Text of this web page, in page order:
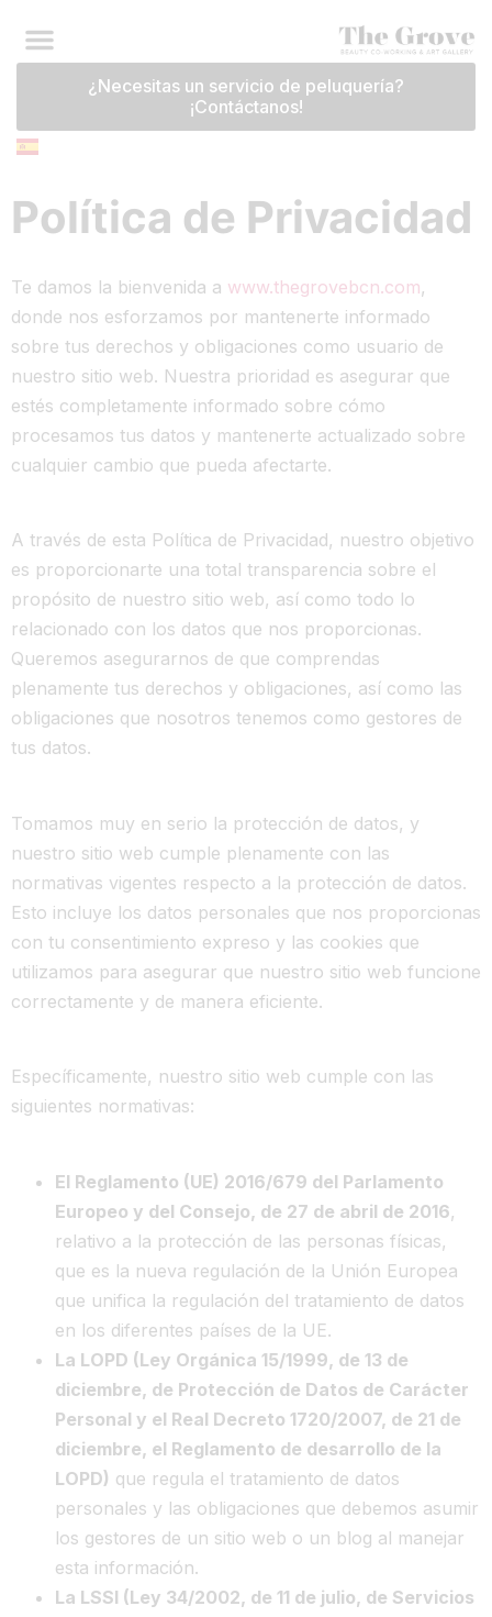
¿Necesitas un servicio de peluquería?
¡Contáctanos!
Política de Privacidad
Te damos la bienvenida a www.thegrovebcn.com,
donde nos esforzamos por mantenerte informado
sobre tus derechos y obligaciones como usuario de
nuestro sitio web. Nuestra prioridad es asegurar que
estés completamente informado sobre cómo
procesamos tus datos y mantenerte actualizado sobre
cualquier cambio que pueda afectarte.
A través de esta Política de Privacidad, nuestro objetivo
es proporcionarte una total transparencia sobre el
propósito de nuestro sitio web, así como todo lo
relacionado con los datos que nos proporcionas.
Queremos asegurarnos de que comprendas
plenamente tus derechos y obligaciones, así como las
obligaciones que nosotros tenemos como gestores de
tus datos.
Tomamos muy en serio la protección de datos, y
nuestro sitio web cumple plenamente con las
normativas vigentes respecto a la protección de datos.
Esto incluye los datos personales que nos proporcionas
con tu consentimiento expreso y las cookies que
utilizamos para asegurar que nuestro sitio web funcione
correctamente y de manera eficiente.
Específicamente, nuestro sitio web cumple con las
siguientes normativas:
El Reglamento (UE) 2016/679 del Parlamento
Europeo y del Consejo, de 27 de abril de 2016,
relativo a la protección de las personas físicas,
que es la nueva regulación de la Unión Europea
que unifica la regulación del tratamiento de datos
en los diferentes países de la UE.
La LOPD (Ley Orgánica 15/1999, de 13 de
diciembre, de Protección de Datos de Carácter
Personal y el Real Decreto 1720/2007, de 21 de
diciembre, el Reglamento de desarrollo de la
LOPD) que regula el tratamiento de datos
personales y las obligaciones que debemos asumir
los gestores de un sitio web o un blog al manejar
esta información.
La LSSI (Ley 34/2002, de 11 de julio, de Servicios